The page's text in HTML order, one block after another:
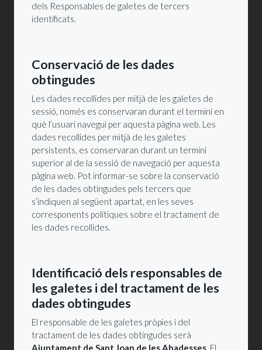
dels Responsables de galetes de tercers
identificats.
Conservació de les dades
obtingudes
Les dades recollides per mitjà de les galetes de
sessió, només es conservaran durant el termini en
què l’usuari navegui per aquesta pàgina web. Les
dades recollides per mitjà de les galetes
persistents, es conservaran durant un termini
superior al de la sessió de navegació per aquesta
pàgina web. Pot informar-se sobre la conservació
de les dades obtingudes pels tercers que
s’indiquen al següent apartat, en les seves
corresponents polítiques sobre el tractament de
les dades recollides.
Identificació dels responsables de
les galetes i del tractament de les
dades obtingudes
El responsable de les galetes pròpies i del
tractament de les dades obtingudes serà
Ajuntament de Sant Joan de les Abadesses. El